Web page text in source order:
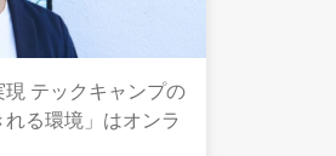
テックキャンプの
る環境」はオンラ